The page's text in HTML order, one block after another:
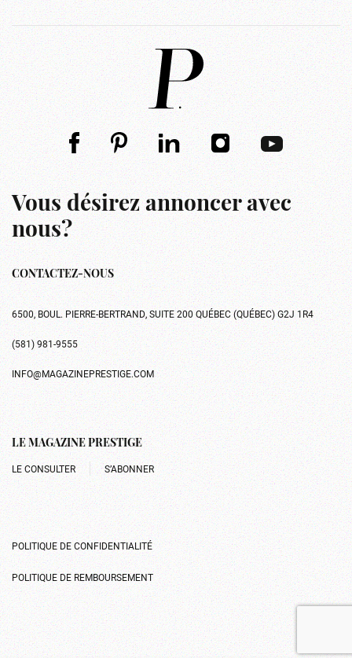
Vous désirez annoncer avec
nous?
CONTACTEZ-NOUS
6500, BOUL. PIERRE-BERTRAND, SUITE 200 QUÉBEC (QUÉBEC) G2J 1R4
(581) 981-9555
INFO@MAGAZINEPRESTIGE.COM
LE MAGAZINE PRESTIGE
LE CONSULTER S’ABONNER
POLITIQUE DE CONFIDENTIALITÉ
POLITIQUE DE REMBOURSEMENT